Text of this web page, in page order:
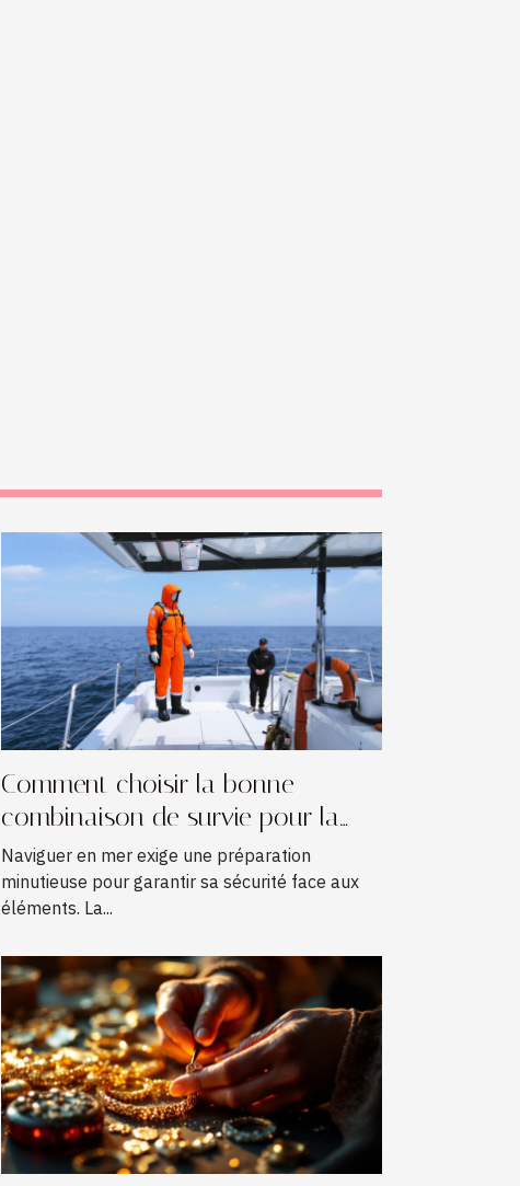
Comment choisir la bonne
combinaison de survie pour la
navigation ?
Naviguer en mer exige une préparation
minutieuse pour garantir sa sécurité face aux
éléments. La...